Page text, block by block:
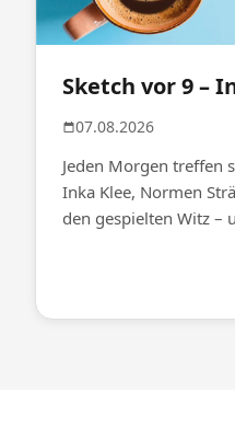
Sketch vor 9 –
07.08.2026
Jeden Morgen treffen
Inka Klee, Normen
den gespielten Witz –